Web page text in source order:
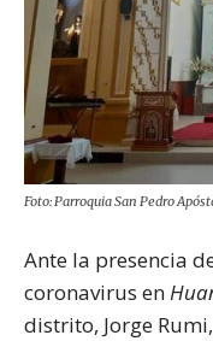
Foto: Parroquia San Pedro
Ante la presencia
coronavirus en
distrito, Jorge